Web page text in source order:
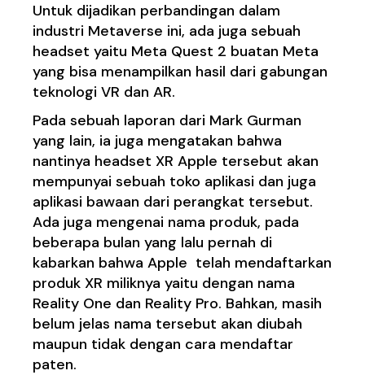
Untuk dijadikan perbandingan dalam
industri Metaverse ini, ada juga sebuah
headset yaitu Meta Quest 2 buatan Meta
yang bisa menampilkan hasil dari gabungan
teknologi VR dan AR.
Pada sebuah laporan dari Mark Gurman
yang lain, ia juga mengatakan bahwa
nantinya headset XR Apple tersebut akan
mempunyai sebuah toko aplikasi dan juga
aplikasi bawaan dari perangkat tersebut.
Ada juga mengenai nama produk, pada
beberapa bulan yang lalu pernah di
kabarkan bahwa Apple telah mendaftarkan
produk XR miliknya yaitu dengan nama
Reality One dan Reality Pro. Bahkan, masih
belum jelas nama tersebut akan diubah
maupun tidak dengan cara mendaftar
paten.